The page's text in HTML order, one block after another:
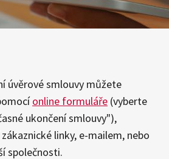
úvěrové smlouvy můžete
online formuláře (vyberte
ukončení smlouvy"),
linky, e-mailem, nebo
společnosti.